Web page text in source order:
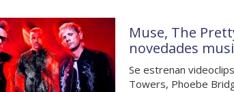
Muse, The
novedades
Se estrenan
Towers, Phoebe